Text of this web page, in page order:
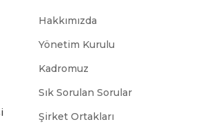
Hakkımızda
Yönetim Kurulu
Kadromuz
Sık Sorulan Sorular
Şirket Ortakları